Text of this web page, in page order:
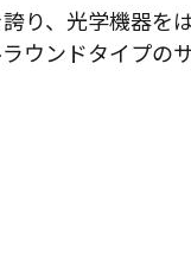
り、光学機器を
ウンドタイプの